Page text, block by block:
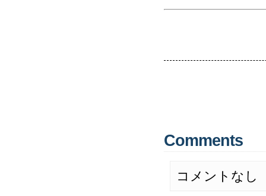
Comments
コメントなし